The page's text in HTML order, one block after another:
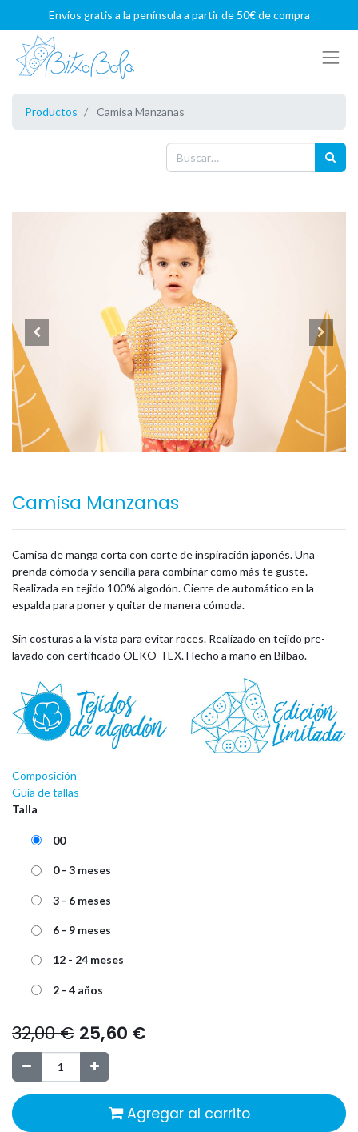
Envíos gratis a la península a partir de 50€ de compra
Productos Camisa Manzanas
Camisa Manzanas
Camisa de manga corta con corte de inspiración japonés. Una
prenda cómoda y sencilla para combinar como más te guste.
Realizada en tejido 100% algodón. Cierre de automático en la
espalda para poner y quitar de manera cómoda.
Sin costuras a la vista para evitar roces. Realizado en tejido pre-
lavado con certificado OEKO-TEX. Hecho a mano en Bilbao.
Composición
Guía de tallas
Talla
00
0 - 3 meses
3 - 6 meses
6 - 9 meses
12 - 24 meses
2 - 4 años
32,00€ 25,60 €
Agregar al carrito